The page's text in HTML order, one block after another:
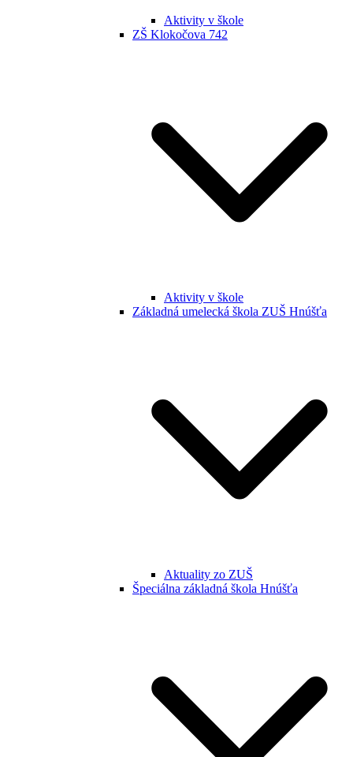
Aktivity v škole
ZŠ Klokočova 742
Aktivity v škole
Základná umelecká škola ZUŠ Hnúšťa
Aktuality zo ZUŠ
Špeciálna základná škola Hnúšťa